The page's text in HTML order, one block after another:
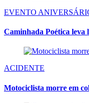
EVENTO
Caminhada Poética leva
ACIDENTE
Motociclista morre em